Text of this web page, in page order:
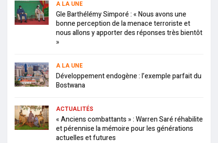
A LA UNE
Gle Barthélémy Simporé : « Nous avons une
bonne perception de la menace terroriste et
nous allons y apporter des réponses très bientôt
»
A LA UNE
Développement endogène : l’exemple parfait du
Bostwana
ACTUALITÉS
« Anciens combattants » : Warren Saré réhabilite
et pérennise la mémoire pour les générations
actuelles et futures